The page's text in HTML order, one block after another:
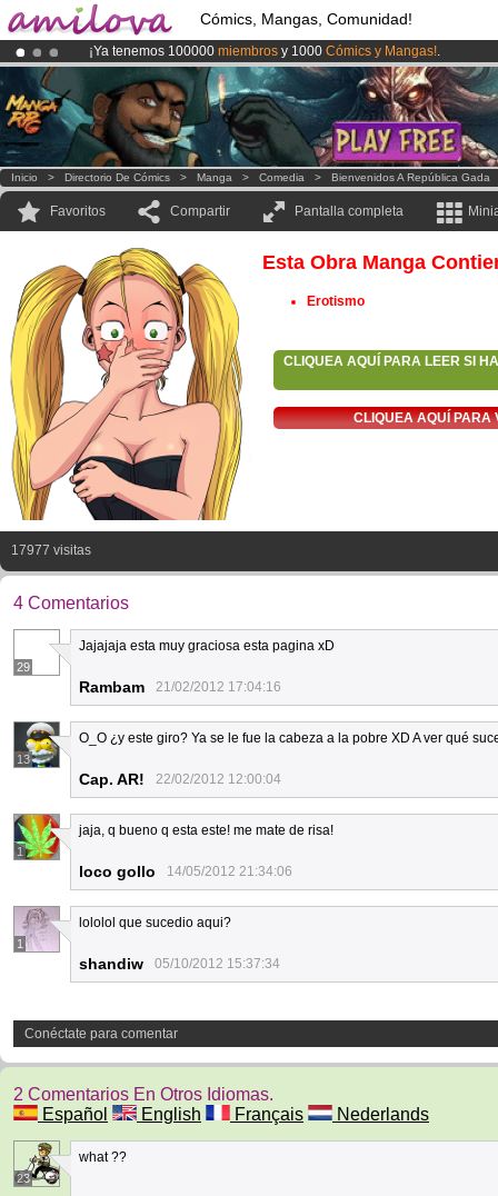
Cómics, Mangas, Comunidad!
¡Ya tenemos 100000 miembros y 1000 Cómics y Mangas!.
¡El Kickstarter Amilova está desormado lanzado!.
¡Conviertete en Premium por3.95 euros al mes!Hazte Premium ya
Inicio > Directorio De Cómics > Manga > Comedia > Bienvenidos A República Gada
Favoritos Compartir Pantalla completa
Esta Obra Manga
Erotismo
CLIQUEA AQUÍ PARA LEER SI
CLIQUEA AQUÍ PARA
17977 visitas
4 Comentarios
29
Jajajaja esta muy graciosa esta pagina xD
Rambam 21/02/2012 17:04:16
13
O_O ¿y este giro? Ya se le fue la cabeza a la pobre XD A ver qué
Cap. AR! 22/02/2012 12:00:04
1
jaja, q bueno q esta este! me mate de risa!
loco gollo 14/05/2012 21:34:06
1
lololol que sucedio aqui?
shandiw 05/10/2012 15:37:34
Conéctate para comentar
2 Comentarios En Otros Idiomas.
Español
English Français Nederlands
23
what ??